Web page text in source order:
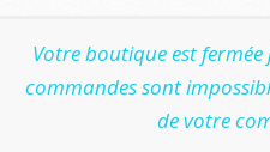
Votre boutique est
commandes sont
de votre